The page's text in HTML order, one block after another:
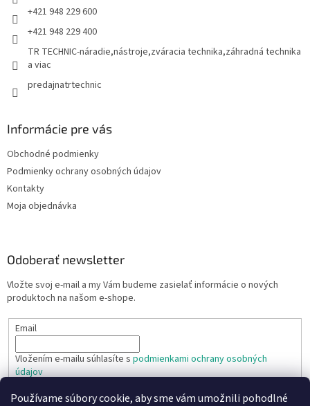
Používame súbory cookie, aby sme vám umožnili pohodlné
+421 948 229 600
+421 948 229 400
TR TECHNIC-náradie,nástroje,zváracia technika,záhradná technika
a viac
predajnatrtechnic
Informácie pre vás
Obchodné podmienky
Podmienky ochrany osobných údajov
Kontakty
Moja objednávka
Odoberať newsletter
Vložte svoj e-mail a my Vám budeme zasielať informácie o nových
produktoch na našom e-shope.
Email
Vložením e-mailu súhlasíte s podmienkami ochrany osobných
údajov